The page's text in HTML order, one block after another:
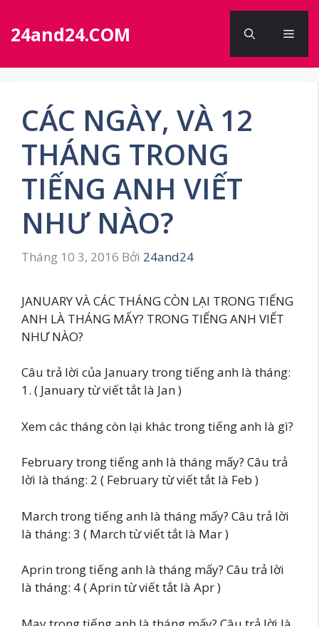
đến
nội24and24.COM
CÁC NGÀY, VÀ 12
THÁNG TRONG
TIẾNG ANH VIẾT
NHƯ NÀO?
Tháng 10 3, 2016 Bởi 24and24
JANUARY VÀ CÁC THÁNG CÒN LẠI TRONG TIẾNG
ANH LÀ THÁNG MẤY? TRONG TIẾNG ANH VIẾT
NHƯ NÀO?
Câu trả lời của January trong tiếng anh là tháng:
1. ( January từ viết tắt là Jan )
Xem các tháng còn lại khác trong tiếng anh là gì?
February trong tiếng anh là tháng mấy? Câu trả
lời là tháng: 2 ( February từ viết tắt là Feb )
March trong tiếng anh là tháng mấy? Câu trả lời
là tháng: 3 ( March từ viết tắt là Mar )
Aprin trong tiếng anh là tháng mấy? Câu trả lời
là tháng: 4 ( Aprin từ viết tắt là Apr )